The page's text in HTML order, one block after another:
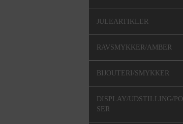
JULEARTIKLER
RAVSMYKKER/AMBER
BIJOUTERI/SMYKKER
DISPLAY/UDSTILLING/PO
SER